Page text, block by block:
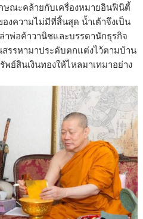
ษณะคล้ายกับเครื่องหมายอินฟินิตี้
งความไม่มีที่สิ้นสุด น้ำเต้าจึงเป็น
าพ่อค้าวานิชและบรรดานักธุรกิจ
รรหามาประดับตกแต่งไว้ตามบ้าน
ย์สินเงินทองให้ไหลมาเทมาอย่าง